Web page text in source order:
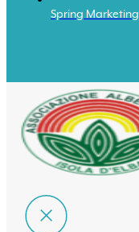
Spring Marketing